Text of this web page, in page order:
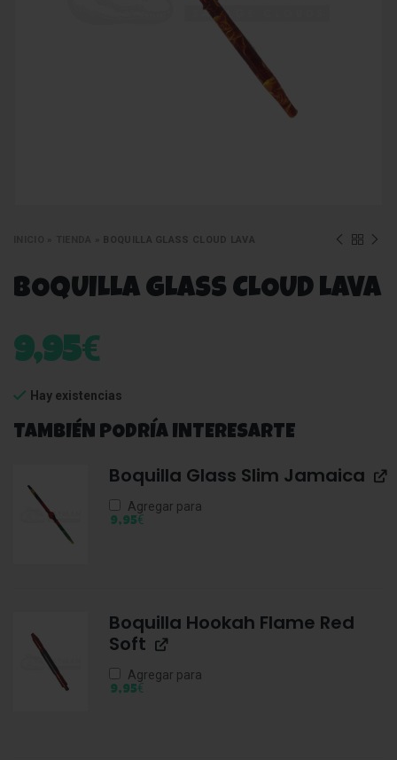
BOQUILLA GLASS CLOUD LAVA
BOQUILLA GLASS CLOUD LAVA
9,95€
Hay existencias
TAMBIÉN PODRÍA INTERESARTE
Boquilla Glass Slim Jamaica
Agregar para
9,95€
Boquilla Hookah Flame Red
Soft
Agregar para
9,95€